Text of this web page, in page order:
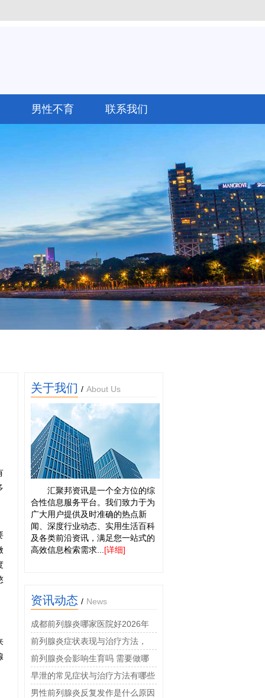
男性不育 联系我们
关于我们 / About Us
汇聚邦资讯是一个全方位的综
合性信息服务平台。我们致力于为
广大用户提供及时准确的热点新
闻、深度行业动态、实用生活百科
及各类前沿资讯，满足您一站式的
高效信息检索需求... [详细]
资讯动态 / News
成都前列腺炎哪家医院好2026年
男科专科诊疗费用透明
前列腺炎症状表现与治疗方法，
2026年男科专家权威科普指南
前列腺炎会影响生育吗 需要做哪
些检查
早泄的常见症状与治疗方法有哪些
男性前列腺炎反复发作是什么原因